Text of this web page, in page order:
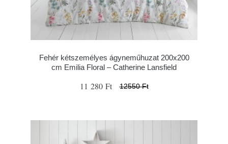
Fehér kétszemélyes ágyneműhuzat 200x200
cm Emilia Floral – Catherine Lansfield
11 280 Ft 12550 Ft